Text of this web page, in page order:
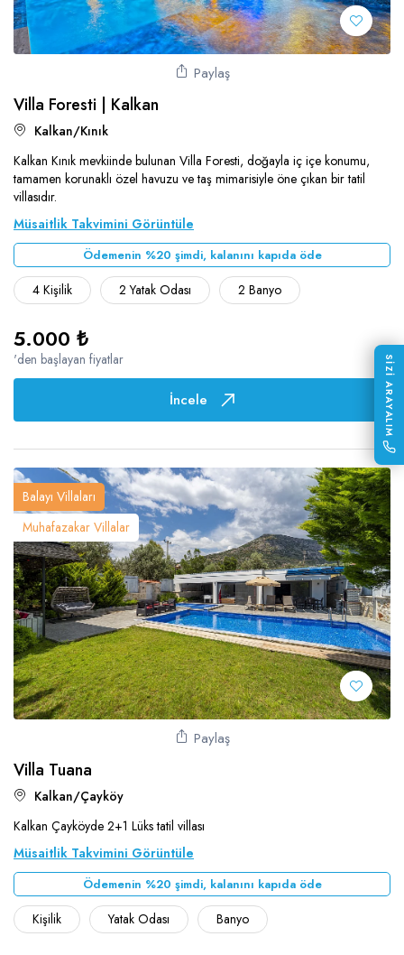
Paylaş
Villa Foresti | Kalkan
Kalkan/Kınık
Kalkan Kınık mevkiinde bulunan Villa Foresti, doğayla iç içe konumu,
tamamen korunaklı özel havuzu ve taş mimarisiyle öne çıkan bir tatil
villasıdır.
Müsaitlik Takvimini Görüntüle
Ödemenin %20 şimdi, kalanını kapıda öde
4 Kişilik 2 Yatak Odası 2 Banyo
5.000 ₺
'den başlayan fiyatlar
İncele
Balayı Villaları
Muhafazakar Villalar
Paylaş
Villa Tuana
Kalkan/Çayköy
Kalkan Çayköyde 2+1 Lüks tatil villası
Müsaitlik Takvimini Görüntüle
Ödemenin %20 şimdi, kalanını kapıda öde
Kişilik Yatak Odası Banyo
SİZİ ARAYALIM